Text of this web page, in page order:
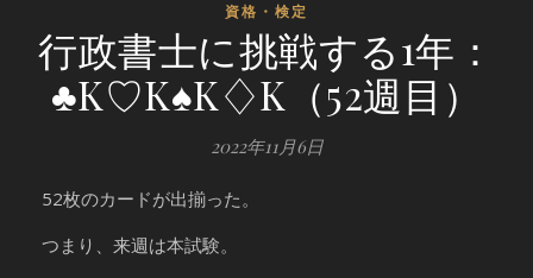
資格・検定
行政書士に挑戦する1年：
♣K♡K♠K♢K（52週目）
2022年11月6日
52枚のカードが出揃った。
つまり、来週は本試験。